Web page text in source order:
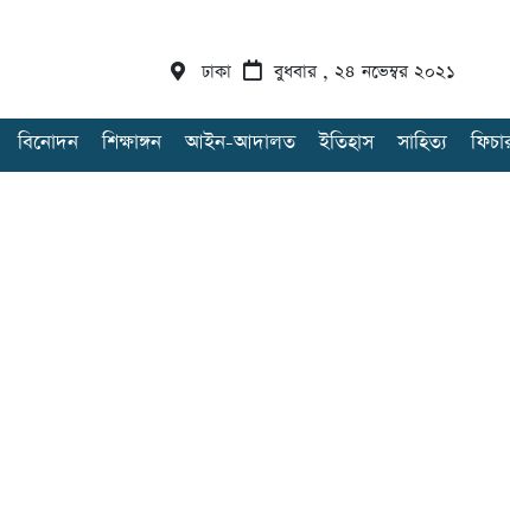
ঢাকা বুধবার , ২৪ নভেম্বর ২০২১
বিনোদন শিক্ষাঙ্গন আইন-আদালত ইতিহাস সাহিত্য